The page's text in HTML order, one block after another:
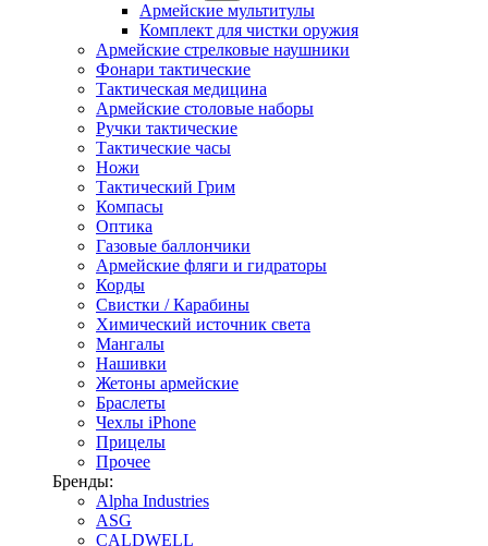
Армейские мультитулы
Комплект для чистки оружия
Армейские стрелковые наушники
Фонари тактические
Тактическая медицина
Армейские столовые наборы
Ручки тактические
Тактические часы
Ножи
Тактический Грим
Компасы
Оптика
Газовые баллончики
Армейские фляги и гидраторы
Корды
Свистки / Карабины
Химический источник света
Мангалы
Нашивки
Жетоны армейские
Браслеты
Чехлы iPhone
Прицелы
Прочее
Бренды:
Alpha Industries
ASG
CALDWELL